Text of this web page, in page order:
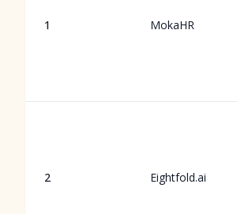
1 MokaHR
2 Eightfold.ai